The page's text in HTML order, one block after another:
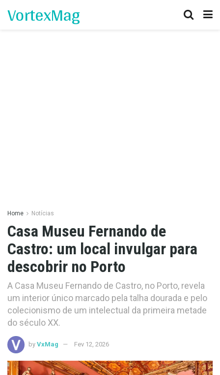
VortexMag
Home Notícias
Casa Museu Fernando de
Castro: um local invulgar para
descobrir no Porto
A Casa Museu Fernando de Castro, no Porto, revela
um interior único marcado pela talha dourada e pelo
colecionismo de um intelectual da primeira metade
do século XX.
by VxMag Fev 12, 2026